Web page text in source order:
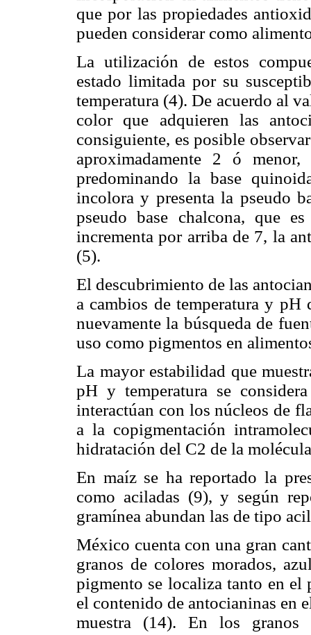
que por las propiedades
pueden considerar como
La utilización de estos
estado limitada por su
temperatura (4). De acuerdo al
color que adquieren las
consiguiente, es posible
aproximadamente 2 ó
predominando la base
incolora y presenta la pseudo
pseudo base chalcona, que
incrementa por arriba de 7, la
(5).
El descubrimiento de las
a cambios de temperatura y
nuevamente la búsqueda de
uso como pigmentos en
La mayor estabilidad que
pH y temperatura se
interactúan con los núcleos de
a la copigmentación
hidratación del C2 de la
En maíz se ha reportado la
como aciladas (9), y según
gramínea abundan las de tipo
México cuenta con una gran
granos de colores morados,
pigmento se localiza tanto en el
el contenido de antocianinas en
muestra (14). En los